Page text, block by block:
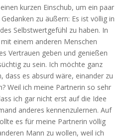
kurzen Einschub, um ein paar
zu äußern: Es ist völlig in
Selbstwertgefühl zu haben. In
einem anderen Menschen
Vertrauen geben und genießen
zu sein. Ich möchte ganz
dass es absurd wäre, einander zu
Weil ich meine Partnerin so sehr
ich gar nicht erst auf die Idee
anderes kennenzulernen. Auf
es für meine Partnerin völlig
Mann zu wollen, weil ich